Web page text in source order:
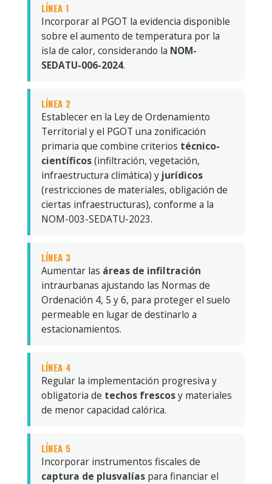
LÍNEA 1
Incorporar al PGOT la evidencia disponible
sobre el aumento de temperatura por la
isla de calor, considerando la NOM-
SEDATU-006-2024.
LÍNEA 2
Establecer en la Ley de Ordenamiento
Territorial y el PGOT una zonificación
primaria que combine criterios técnico-
científicos(infiltración, vegetación,
infraestructura climática) y jurídicos
(restricciones de materiales, obligación de
ciertas infraestructuras), conforme a la
NOM-003-SEDATU-2023.
LÍNEA 3
Aumentar las áreas de infiltración
intraurbanas ajustando las Normas de
Ordenación 4, 5 y 6, para proteger el suelo
permeable en lugar de destinarlo a
estacionamientos.
LÍNEA 4
Regular la implementación progresiva y
obligatoria de techos frescosy materiales
de menor capacidad calórica.
LÍNEA 5
Incorporar instrumentos fiscales de
captura de plusvalíaspara financiar el